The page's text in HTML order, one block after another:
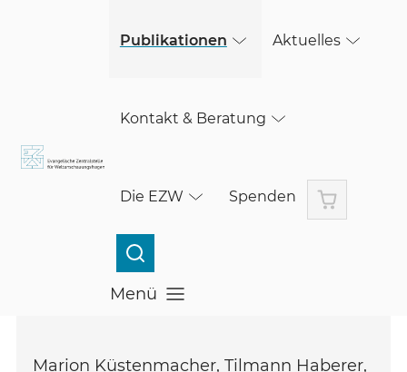
Publikationen Aktuelles
Kontakt & Beratung
Die EZW Spenden Warenkorb
Menü
Menü öffnen
Marion Küstenmacher, Tilmann Haberer,